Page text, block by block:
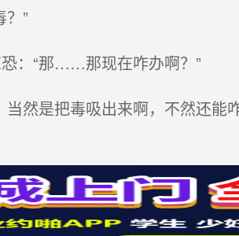
”
：“那……那现在咋办啊？”
然是把毒吸出来啊，不然还能